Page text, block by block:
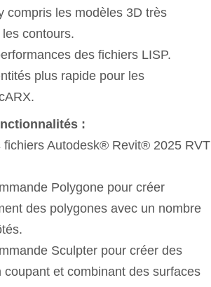
compris les modèles 3D très
contours.
des fichiers LISP.
plus rapide pour les
:
fichiers Autodesk® Revit® 2025 RVT
Polygone pour créer
des polygones avec un nombre
Sculpter pour créer des
coupant et combinant des surfaces